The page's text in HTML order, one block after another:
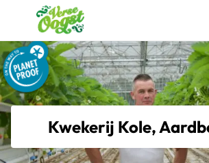
Verse Oogst
Kwekerij Kole,